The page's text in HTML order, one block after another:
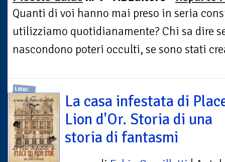
Quanti di voi hanno mai preso in seria
utilizziamo quotidianamente? Chi sa dire
nascondono poteri occulti, se sono stati
LIBRI
La casa infestata di
Lion d'Or. Storia di una
storia di fantasmi